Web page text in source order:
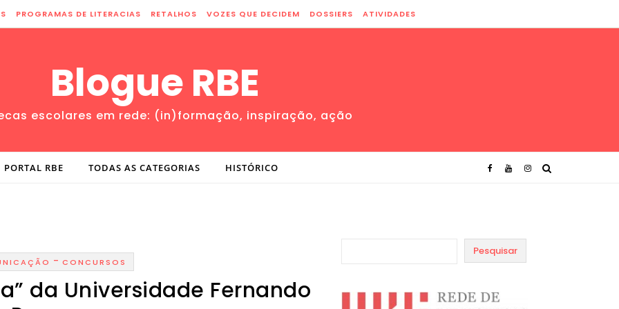
PROGRAMAS DE LITERACIAS RETALHOS VOZES QUE DECIDEM DOSSIERS ATIVIDADES
Blogue RBE
escolares em rede: (in)formação, inspiração, ação
PORTAL RBE TODAS AS CATEGORIAS HISTÓRICO
- CONCURSOS
da Universidade Fernando
Pesquisar